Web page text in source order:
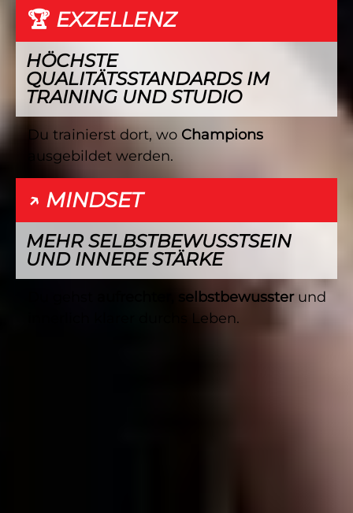
🏆 EXZELLENZ
HÖCHSTE
QUALITÄTSSTANDARDS IM
TRAINING UND STUDIO
Du trainierst dort, wo Champions
ausgebildet werden.
↗️ MINDSET
MEHR SELBSTBEWUSSTSEIN
UND INNERE STÄRKE
aufrechter, selbstbewussterund
innerlich klarer durchs Leben.